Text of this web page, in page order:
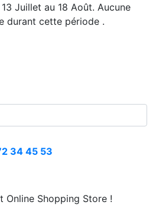
Juillet au 18 Août. Aucune
durant cette période .
34 45 53
Online Shopping Store !